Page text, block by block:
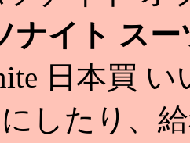
ナイト ス
日本買
したり、